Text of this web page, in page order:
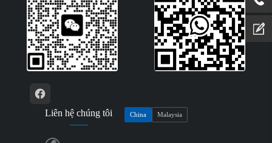
Liên hệ chúng tôi China Malaysia